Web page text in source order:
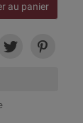
au panier